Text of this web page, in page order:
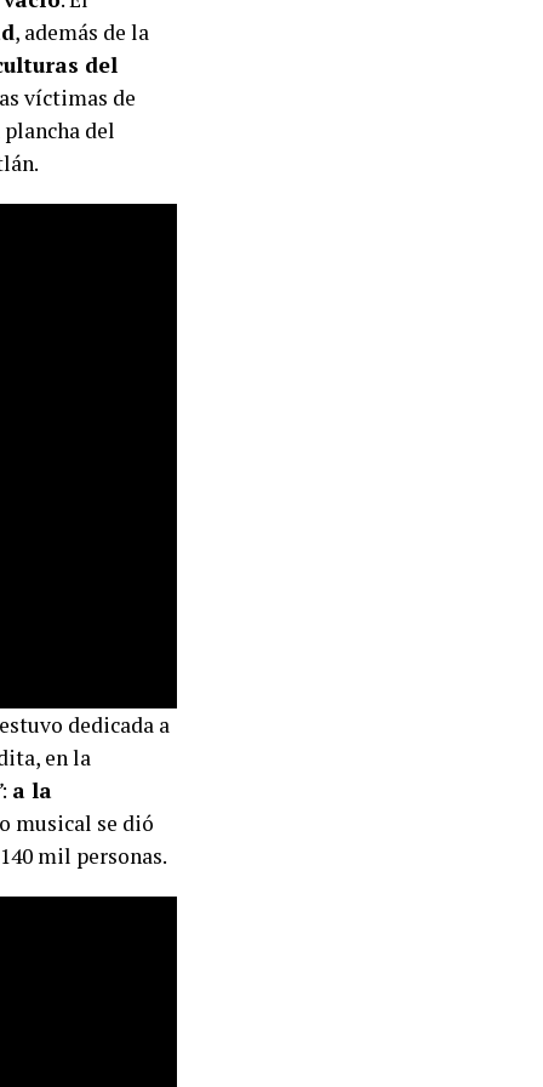
, además de la
del
víctimas de
del
dedicada a
en la
: a la
musical se dió
mil personas.